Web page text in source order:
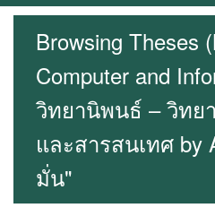
Browsing Theses
Computer and
วิทยานิพนธ์ – วิทย
และสารสนเทศ by
มั่น"